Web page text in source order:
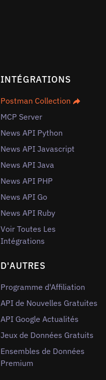
INTÉGRATIONS
Postman Collection
MCP Server
News API Python
News API Javascript
News API Java
News API PHP
News API Go
News API Ruby
Voir Toutes Les
Intégrations
D'AUTRES
Programme d'Affiliation
API de Nouvelles Gratuites
API Google Actualités
Jeux de Données Gratuits
Ensembles de Données
Premium